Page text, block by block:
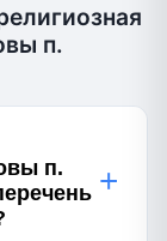
п.
п.
+